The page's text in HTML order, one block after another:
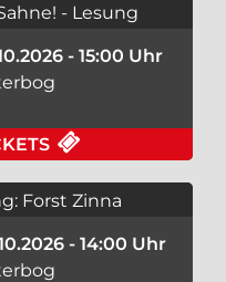
AM 25.09.2026 IN
- Lesung
- 15:00 Uhr
Forst Zinna
- 14:00 Uhr